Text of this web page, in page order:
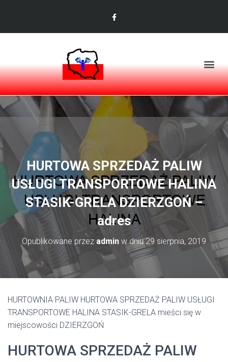
HURTOWA SPRZEDAŻ PALIW
USŁUGI TRANSPORTOWE HALINA
STASIK-GRELA DZIERZGOŃ –
adres
Opublikowane przez admin w dniu29 sierpnia, 2019
HURTOWNIA PALIW HURTOWA SPRZEDAŻ PALIW USŁUGI
TRANSPORTOWE HALINA STASIK-GRELA mieści się w
miejscowości DZIERZGOŃ
HURTOWA SPRZEDAŻ PALIW